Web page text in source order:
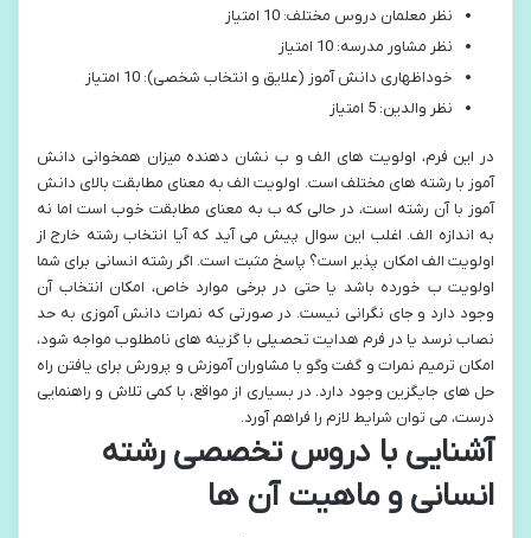
نظر معلمان دروس مختلف: 10 امتیاز
نظر مشاور مدرسه: 10 امتیاز
خوداظهاری دانش آموز (علایق و انتخاب شخصی): 10 امتیاز
نظر والدین: 5 امتیاز
در این فرم، اولویت های الف و ب نشان دهنده میزان همخوانی دانش
آموز با رشته های مختلف است. اولویت الف به معنای مطابقت بالای دانش
آموز با آن رشته است، در حالی که ب به معنای مطابقت خوب است اما نه
به اندازه الف. اغلب این سوال پیش می آید که آیا انتخاب رشته خارج از
اولویت الف امکان پذیر است؟ پاسخ مثبت است. اگر رشته انسانی برای شما
اولویت ب خورده باشد یا حتی در برخی موارد خاص، امکان انتخاب آن
وجود دارد و جای نگرانی نیست. در صورتی که نمرات دانش آموزی به حد
نصاب نرسد یا در فرم هدایت تحصیلی با گزینه های نامطلوب مواجه شود،
امکان ترمیم نمرات و گفت وگو با مشاوران آموزش و پرورش برای یافتن راه
حل های جایگزین وجود دارد. در بسیاری از مواقع، با کمی تلاش و راهنمایی
درست، می توان شرایط لازم را فراهم آورد.
آشنایی با دروس تخصصی رشته
انسانی و ماهیت آن ها